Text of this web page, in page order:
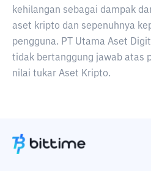
kehilangan sebagai dampak
aset kripto dan sepenuhnya
pengguna. PT Utama Aset
tidak bertanggung jawab atas
nilai tukar Aset Kripto.